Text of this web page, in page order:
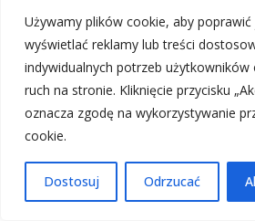
Używamy plików cookie, aby
wyświetlać reklamy lub treści
indywidualnych potrzeb użytkowników
ruch na stronie. Kliknięcie przycisku
oznacza zgodę na wykorzystywanie
cookie.
Dostosuj Odrzucać